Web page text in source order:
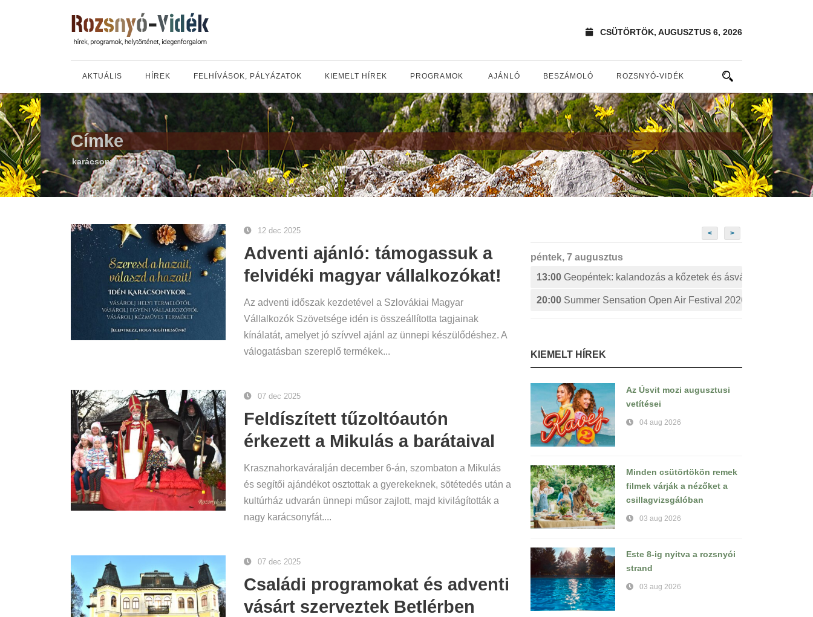
CSÜTÖRTÖK, AUGUSZTUS 6, 2026
AKTUÁLIS HÍREK FELHÍVÁSOK, PÁLYÁZATOK KIEMELT HÍREK PROGRAMOK AJÁNLÓ BESZÁMOLÓ ROZSNYÓ-VIDÉK
Címke
karácsony
12 dec 2025
Adventi ajánló: támogassuk a
felvidéki magyar vállalkozókat!
Az adventi időszak kezdetével a Szlovákiai Magyar
Vállalkozók Szövetsége idén is összeállította tagjainak
kínálatát, amelyet jó szívvel ajánl az ünnepi készülődéshez. A
válogatásban szereplő termékek...
07 dec 2025
Feldíszített tűzoltóautón
érkezett a Mikulás a barátaival
Krasznahorkaváralján december 6-án, szombaton a Mikulás
és segítői ajándékot osztottak a gyerekeknek, sötétedés után a
kultúrház udvarán ünnepi műsor zajlott, majd kivilágították a
nagy karácsonyfát....
07 dec 2025
Családi programokat és adventi
vásárt szerveztek Betlérben
< >
péntek, 7 augusztus
13:00 Geopéntek: kalandozás a kőzetek és ásványok izgalmas
20:00 Summer Sensation Open Air Festival 2026:
KIEMELT HÍREK
Az Úsvit mozi augusztusi
vetítései
04 aug 2026
Minden csütörtökön remek
filmek várják a nézőket a
csillagvizsgálóban
03 aug 2026
Este 8-ig nyitva a rozsnyói
strand
03 aug 2026